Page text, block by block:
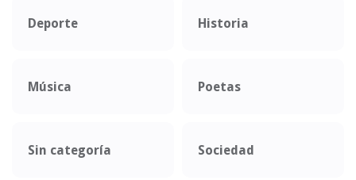
Deporte Historia
Música Poetas
Sin categoría Sociedad